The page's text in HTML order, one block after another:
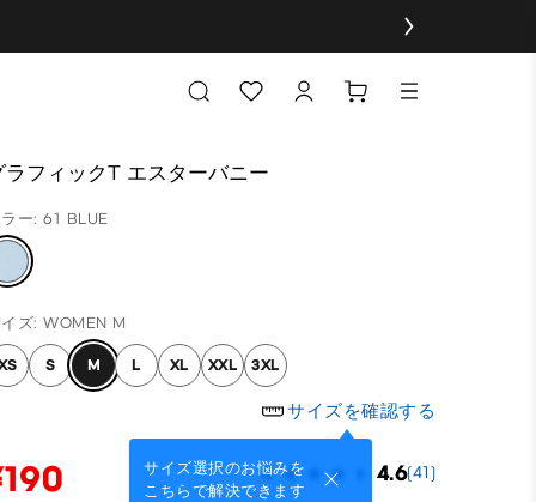
ラフィックT エスターバニー
ー: 61 BLUE
ズ: WOMEN M
S M L XL XXL 3XL
サイズを確認する
サイズ選択のお悩みを
こちらで解決できます
4.6(41)